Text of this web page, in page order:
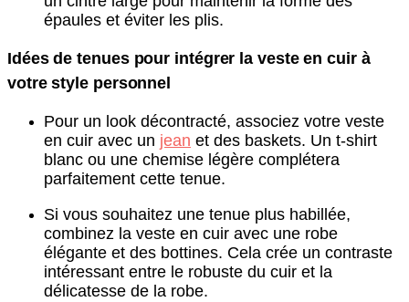
épaules et éviter les plis.
Idées de tenues pour intégrer la veste en cuir à
votre style personnel
Pour un look décontracté, associez votre veste
en cuir avec un jean et des baskets. Un t-shirt
blanc ou une chemise légère complétera
parfaitement cette tenue.
Si vous souhaitez une tenue plus habillée,
combinez la veste en cuir avec une robe
élégante et des bottines. Cela crée un contraste
intéressant entre le robuste du cuir et la
délicatesse de la robe.